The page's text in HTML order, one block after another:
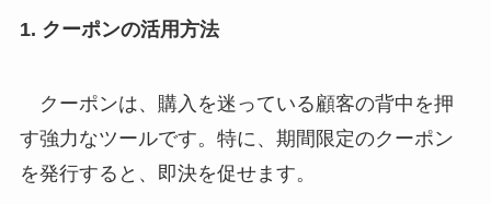
1. クーポンの活用方法
クーポンは、購入を迷っている顧客の背中を押
す強力なツールです。特に、期間限定のクーポン
を発行すると、即決を促せます。